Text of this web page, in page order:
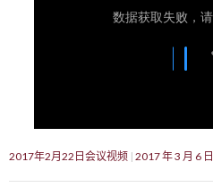
2017年2月22日会议视频 2017 年 3 月 6 日